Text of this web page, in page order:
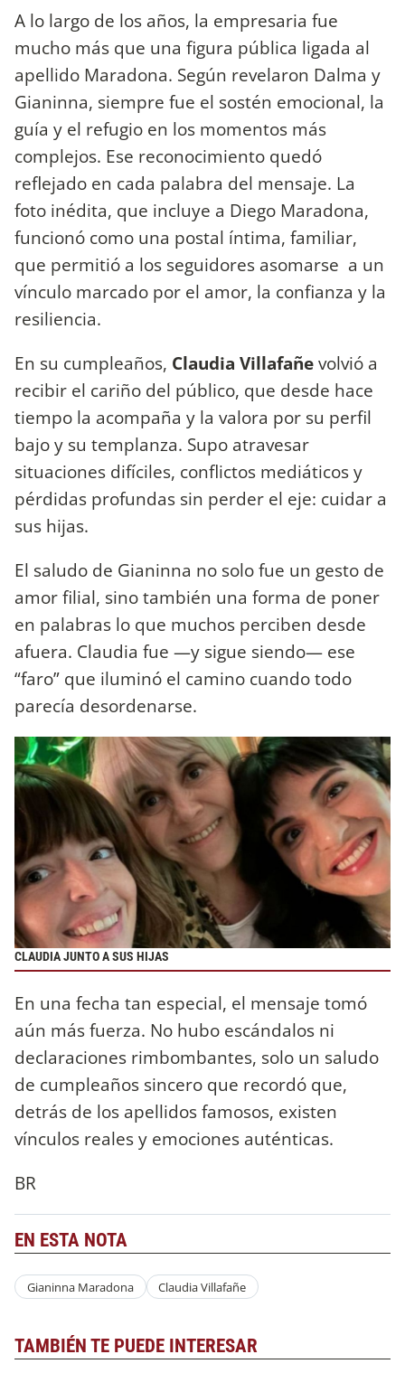
A lo largo de los años, la empresaria fue
mucho más que una figura pública ligada al
apellido Maradona. Según revelaron Dalma y
Gianinna, siempre fue el sostén emocional, la
guía y el refugio en los momentos más
complejos. Ese reconocimiento quedó
reflejado en cada palabra del mensaje. La
foto inédita, que incluye a Diego Maradona,
funcionó como una postal íntima, familiar,
que permitió a los seguidores asomarse a un
vínculo marcado por el amor, la confianza y la
resiliencia.
En su cumpleaños, Claudia Villafañevolvió a
recibir el cariño del público, que desde hace
tiempo la acompaña y la valora por su perfil
bajo y su templanza. Supo atravesar
situaciones difíciles, conflictos mediáticos y
pérdidas profundas sin perder el eje: cuidar a
sus hijas.
El saludo de Gianinna no solo fue un gesto de
amor filial, sino también una forma de poner
en palabras lo que muchos perciben desde
afuera. Claudia fue —y sigue siendo— ese
“faro” que iluminó el camino cuando todo
parecía desordenarse.
CLAUDIA JUNTO A SUS HIJAS
En una fecha tan especial, el mensaje tomó
aún más fuerza. No hubo escándalos ni
declaraciones rimbombantes, solo un saludo
de cumpleaños sincero que recordó que,
detrás de los apellidos famosos, existen
vínculos reales y emociones auténticas.
BR
EN ESTA NOTA
Gianinna Maradona Claudia Villafañe
TAMBIÉN TE PUEDE INTERESAR